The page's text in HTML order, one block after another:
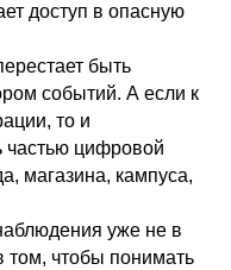
доступ в опасную
быть
событий. А если к
то и
частью цифровой
магазина, кампуса,
уже не в
том, чтобы понимать